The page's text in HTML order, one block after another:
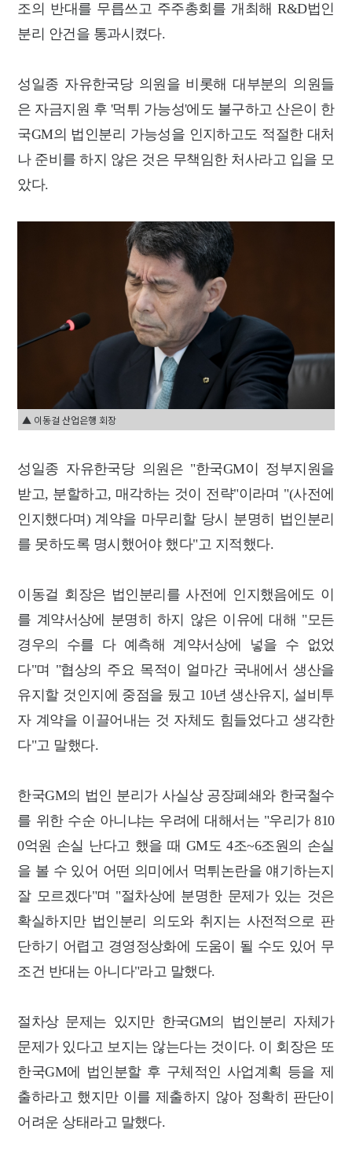
조의 반대를 무릅쓰고 주주총회를 개최해 R&D법인
분리 안건을 통과시켰다.
성일종 자유한국당 의원을 비롯해 대부분의 의원들
은 자금지원 후 '먹튀 가능성'에도 불구하고 산은이 한
국GM의 법인분리 가능성을 인지하고도 적절한 대처
나 준비를 하지 않은 것은 무책임한 처사라고 입을 모
았다.
▲ 이동걸 산업은행 회장
성일종 자유한국당 의원은 "한국GM이 정부지원을
받고, 분할하고, 매각하는 것이 전략"이라며 "(사전에
인지했다며) 계약을 마무리할 당시 분명히 법인분리
를 못하도록 명시했어야 했다"고 지적했다.
이동걸 회장은 법인분리를 사전에 인지했음에도 이
를 계약서상에 분명히 하지 않은 이유에 대해 "모든
경우의 수를 다 예측해 계약서상에 넣을 수 없었
다"며 "협상의 주요 목적이 얼마간 국내에서 생산을
유지할 것인지에 중점을 뒀고 10년 생산유지, 설비투
자 계약을 이끌어내는 것 자체도 힘들었다고 생각한
다"고 말했다.
한국GM의 법인 분리가 사실상 공장폐쇄와 한국철수
를 위한 수순 아니냐는 우려에 대해서는 "우리가 810
0억원 손실 난다고 했을 때 GM도 4조~6조원의 손실
을 볼 수 있어 어떤 의미에서 먹튀논란을 얘기하는지
잘 모르겠다"며 "절차상에 분명한 문제가 있는 것은
확실하지만 법인분리 의도와 취지는 사전적으로 판
단하기 어렵고 경영정상화에 도움이 될 수도 있어 무
조건 반대는 아니다"라고 말했다.
절차상 문제는 있지만 한국GM의 법인분리 자체가
문제가 있다고 보지는 않는다는 것이다. 이 회장은 또
한국GM에 법인분할 후 구체적인 사업계획 등을 제
출하라고 했지만 이를 제출하지 않아 정확히 판단이
어려운 상태라고 말했다.